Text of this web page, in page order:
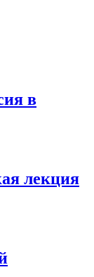
в
лекция